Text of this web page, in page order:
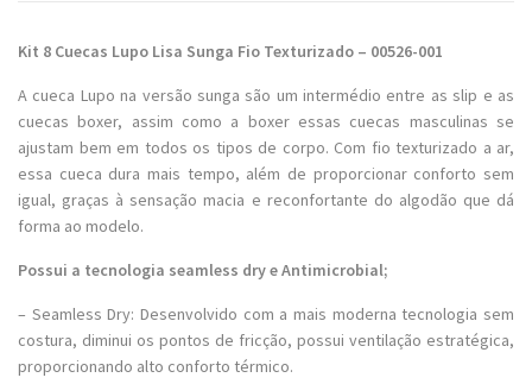
Kit 8 Cuecas Lupo Lisa Sunga Fio Texturizado – 00526-001
A cueca Lupo na versão sunga são um intermédio entre as slip e as
cuecas boxer, assim como a boxer essas cuecas masculinas se
ajustam bem em todos os tipos de corpo. Com fio texturizado a ar,
essa cueca dura mais tempo, além de proporcionar conforto sem
igual, graças à sensação macia e reconfortante do algodão que dá
forma ao modelo.
Possui a tecnologia seamless dry e Antimicrobial;
– Seamless Dry: Desenvolvido com a mais moderna tecnologia sem
costura, diminui os pontos de fricção, possui ventilação estratégica,
proporcionando alto conforto térmico.